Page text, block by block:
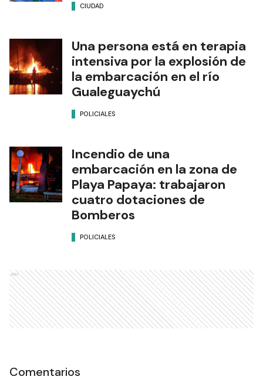
CIUDAD
Una persona está en terapia
intensiva por la explosión de
la embarcación en el río
Gualeguaychú
POLICIALES
Incendio de una
embarcación en la zona de
Playa Papaya: trabajaron
cuatro dotaciones de
Bomberos
POLICIALES
Ads
Comentarios